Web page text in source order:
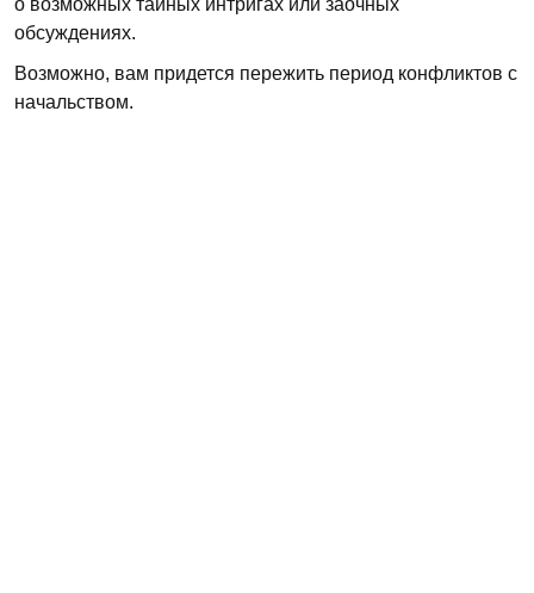
о возможных тайных интригах или заочных
обсуждениях.
Возможно, вам придется пережить период конфликтов с
начальством.